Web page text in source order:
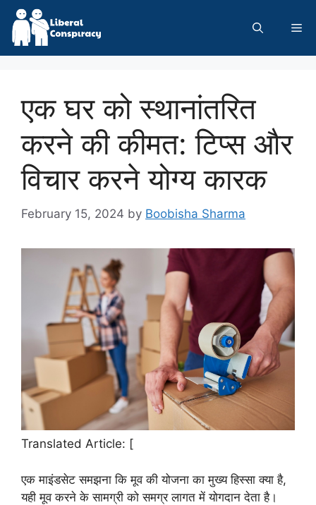
Skip
content
एक घर को स्थानांतरित
करने की कीमत: टिप्स और
विचार करने योग्य कारक
February 15, 2024 by Boobisha Sharma
Translated Article: [
एक माइंडसेट समझना कि मूव की योजना का मुख्य हिस्सा क्या है,
यही मूव करने के सामग्री को समग्र लागत में योगदान देता है।